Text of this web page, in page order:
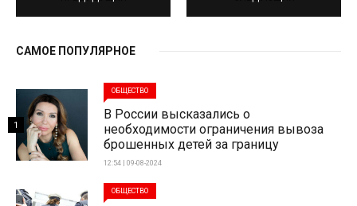
САМОЕ ПОПУЛЯРНОЕ
ОБЩЕСТВО
В России высказались о
необходимости ограничения вывоза
брошенных детей за границу
12:54 | 09-08-2024
1
ОБЩЕСТВО